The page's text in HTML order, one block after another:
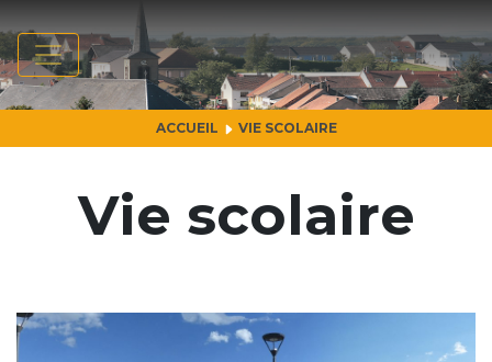
ACCUEIL VIE SCOLAIRE
Vie scolaire